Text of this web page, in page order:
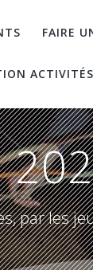
FAIRE
ACTIVITÉS
par les